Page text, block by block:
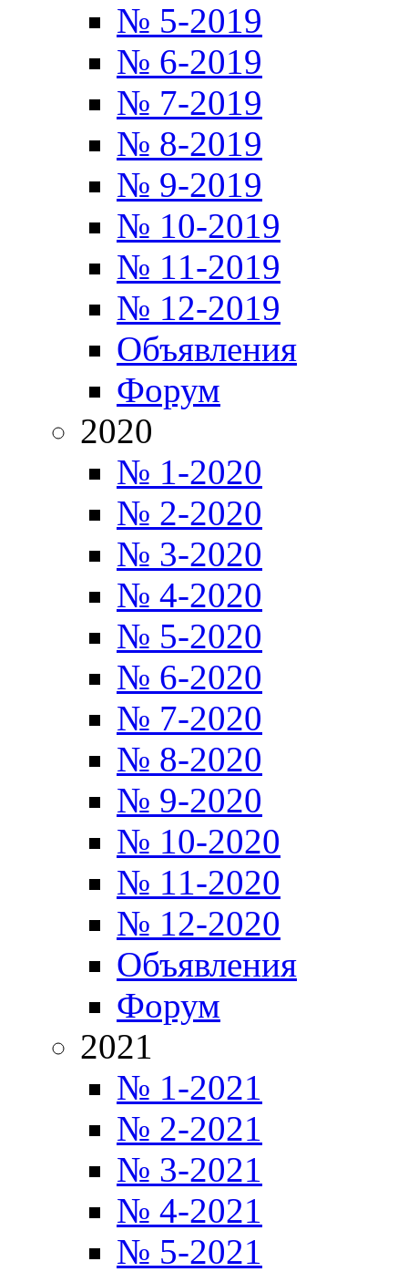
№ 5-2019
№ 6-2019
№ 7-2019
№ 8-2019
№ 9-2019
№ 10-2019
№ 11-2019
№ 12-2019
Объявления
Форум
2020
№ 1-2020
№ 2-2020
№ 3-2020
№ 4-2020
№ 5-2020
№ 6-2020
№ 7-2020
№ 8-2020
№ 9-2020
№ 10-2020
№ 11-2020
№ 12-2020
Объявления
Форум
2021
№ 1-2021
№ 2-2021
№ 3-2021
№ 4-2021
№ 5-2021